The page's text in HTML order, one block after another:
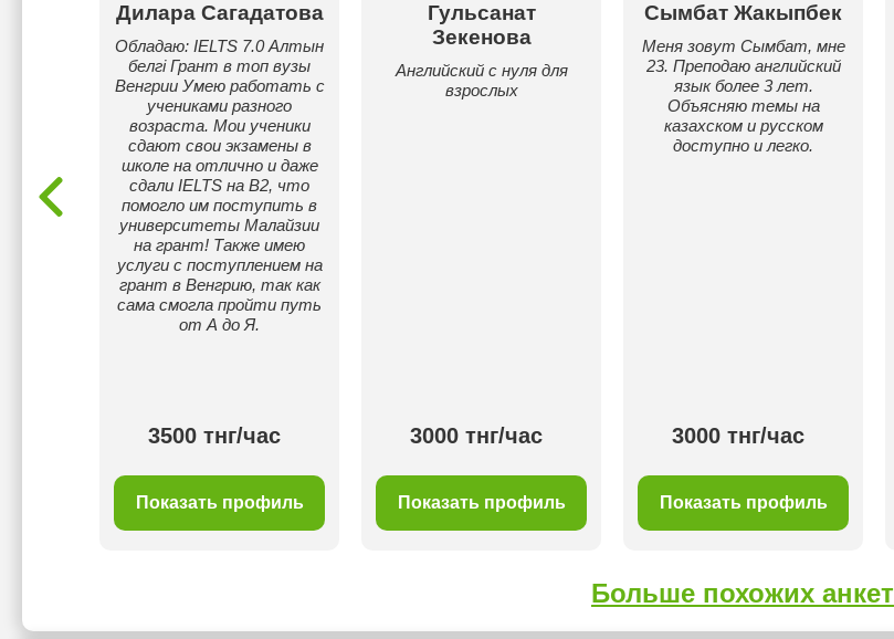
Дилара Сагадатова
Обладаю: IELTS 7.0 Алтын
белгі Грант в топ вузы
Венгрии Умею работать с
учениками разного
возраста. Мои ученики
сдают свои экзамены в
школе на отлично и даже
сдали IELTS на B2, что
помогло им поступить в
университеты Малайзии
на грант! Также имею
услуги с поступлением на
грант в Венгрию, так как
сама смогла пройти путь
от А до Я.
3500 тнг/час
Показать профиль
Гульсанат
Зекенова
Английский с нуля для
взрослых
3000 тнг/час
Показать профиль
Сымбат Жакыпбек
Меня зовут Сымбат, мне
23. Преподаю английский
язык более 3 лет.
Объясняю темы на
казахском и русском
доступно и легко.
3000 тнг/час
Показать профиль
Больше похожих анкет